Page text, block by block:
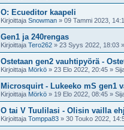
O: Ecueditor kaapeli
Kirjoittaja Snowman » 09 Tammi 2023,
Gen1 ja 240rengas
Kirjoittaja Tero262 » 23 Syys 2022, 18:03
Ostetaan gen2 vauhtipyörä -
Kirjoittaja Mörkö » 23 Elo 2022, 20:45 »
Microsquirt - Lukeeko mS gen1
Kirjoittaja Mörkö » 19 Elo 2022, 08:45 »
O tai V Tuulilasi - Olisin vailla
Kirjoittaja Tomppa83 » 30 Touko 2022,